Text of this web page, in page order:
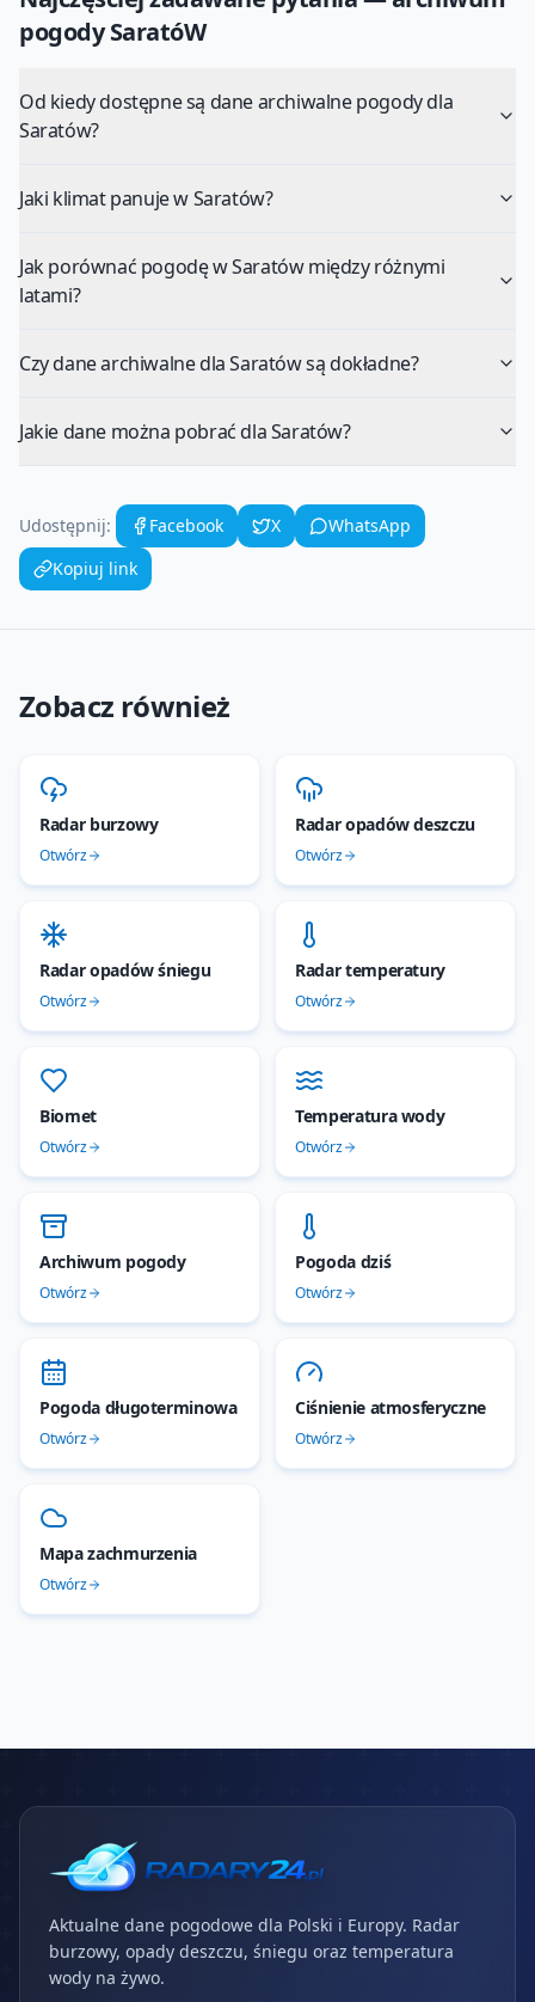
pogodySaratóW
Od kiedy dostępne są dane archiwalne pogody dla
Saratów?
Jaki klimat panuje w Saratów?
Jak porównać pogodę w Saratów między różnymi
latami?
Czy dane archiwalne dla Saratów są dokładne?
Jakie dane można pobrać dla Saratów?
Udostępnij: Facebook X
WhatsApp
Kopiuj link
Zobacz również
Radar burzowy
Otwórz
Radar opadów deszczu
Otwórz
Radar opadów śniegu
Otwórz
Radar temperatury
Otwórz
Biomet
Otwórz
Temperatura wody
Otwórz
Archiwum pogody
Otwórz
Pogoda dziś
Otwórz
Pogoda długoterminowa
Otwórz
Ciśnienie atmosferyczne
Otwórz
Mapa zachmurzenia
Otwórz
Aktualne dane pogodowe dla Polski i Europy. Radar
burzowy, opady deszczu, śniegu oraz temperatura
wody na żywo.